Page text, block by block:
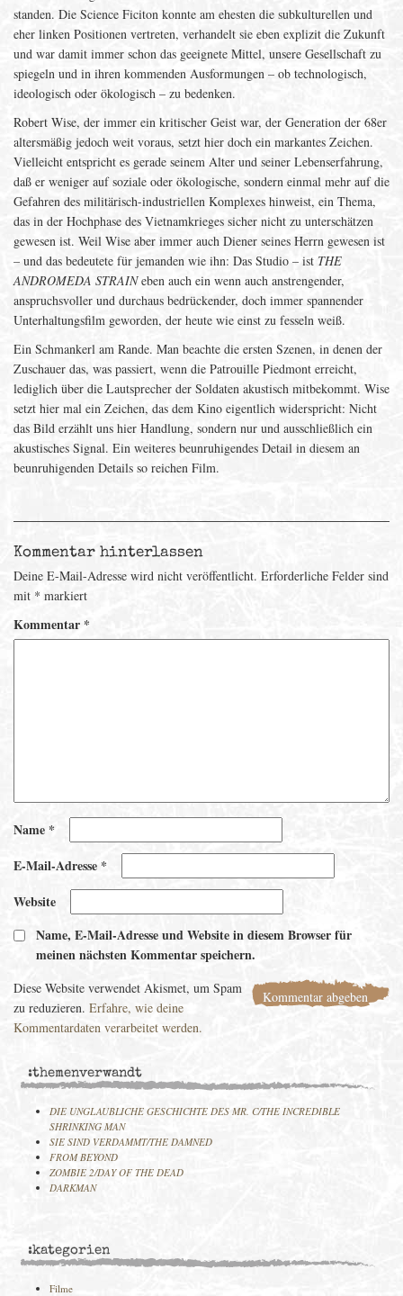
standen. Die Science Ficiton konnte am ehesten die subkulturellen und
eher linken Positionen vertreten, verhandelt sie eben explizit die Zukunft
und war damit immer schon das geeignete Mittel, unsere Gesellschaft zu
spiegeln und in ihren kommenden Ausformungen – ob technologisch,
ideologisch oder ökologisch – zu bedenken.
Robert Wise, der immer ein kritischer Geist war, der Generation der 68er
altersmäßig jedoch weit voraus, setzt hier doch ein markantes Zeichen.
Vielleicht entspricht es gerade seinem Alter und seiner Lebenserfahrung,
daß er weniger auf soziale oder ökologische, sondern einmal mehr auf die
Gefahren des militärisch-industriellen Komplexes hinweist, ein Thema,
das in der Hochphase des Vietnamkrieges sicher nicht zu unterschätzen
gewesen ist. Weil Wise aber immer auch Diener seines Herrn gewesen ist
– und das bedeutete für jemanden wie ihn: Das Studio – ist THE
ANDROMEDA STRAINeben auch ein wenn auch anstrengender,
anspruchsvoller und durchaus bedrückender, doch immer spannender
Unterhaltungsfilm geworden, der heute wie einst zu fesseln weiß.
Ein Schmankerl am Rande. Man beachte die ersten Szenen, in denen der
Zuschauer das, was passiert, wenn die Patrouille Piedmont erreicht,
lediglich über die Lautsprecher der Soldaten akustisch mitbekommt. Wise
setzt hier mal ein Zeichen, das dem Kino eigentlich widerspricht: Nicht
das Bild erzählt uns hier Handlung, sondern nur und ausschließlich ein
akustisches Signal. Ein weiteres beunruhigendes Detail in diesem an
beunruhigenden Details so reichen Film.
Kommentar hinterlassen
Deine E-Mail-Adresse wird nicht veröffentlicht. Erforderliche Felder sind
mit * markiert
Kommentar*
Name*
E-Mail-Adresse *
Website
Name, E-Mail-Adresse und Website in diesem Browser für
meinen nächsten Kommentar speichern.
Diese Website verwendet Akismet, um Spam
zu reduzieren. Erfahre, wie deine
Kommentardaten verarbeitet werden.
:themenverwandt
DIE UNGLAUBLICHE GESCHICHTE DES MR. C/THE INCREDIBLE
SHRINKING MAN
SIE SIND VERDAMMT/THE DAMNED
FROM BEYOND
ZOMBIE 2/DAY OF THE DEAD
DARKMAN
:kategorien
Filme